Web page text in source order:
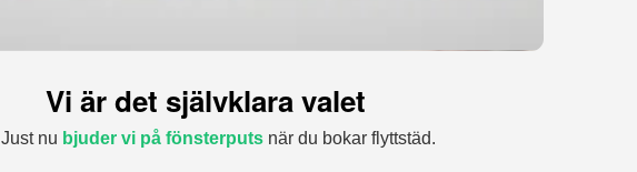
Vi är det självklara valet
Just nu bjuder vi på fönsterputs när du bokar flyttstäd.